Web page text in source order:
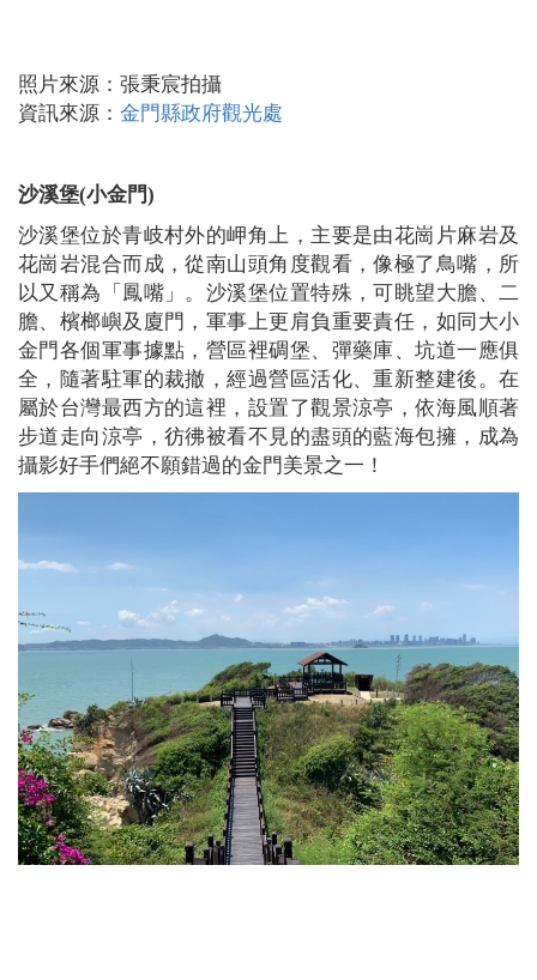
照片來源：張秉宸拍攝
資訊來源： 金門縣政府觀光處
沙溪堡(小金門)
沙溪堡位於青岐村外的岬角上，主要是由花崗片麻岩及
花崗岩混合而成，從南山頭角度觀看，像極了鳥嘴，所
以又稱為「鳳嘴」。沙溪堡位置特殊，可眺望大膽、二
膽、檳榔嶼及廈門，軍事上更肩負重要責任，如同大小
金門各個軍事據點，營區裡碉堡、彈藥庫、坑道一應俱
全，隨著駐軍的裁撤，經過營區活化、重新整建後。在
屬於台灣最西方的這裡，設置了觀景涼亭，依海風順著
步道走向涼亭，彷彿被看不見的盡頭的藍海包擁，成為
攝影好手們絕不願錯過的金門美景之一！